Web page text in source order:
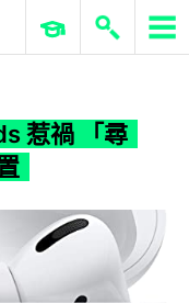
ERP 與商業 AI
惹禍 「尋